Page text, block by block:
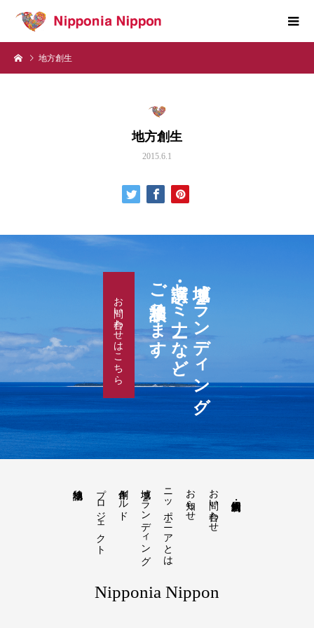
地方創生
地方創生
2015.6.1
地域ブランディング、
講演・セミナーなど、
ご相談承ります。
お問い合わせはこちら
お問い合わせ
お知らせ
ニッポニアとは
地域ブランディング
創作ギルド
プロジェクト
地域物語り
Nipponia Nippon